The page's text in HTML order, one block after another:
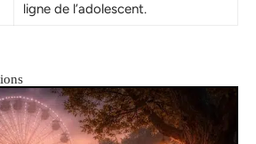
ligne de l’adolescent.